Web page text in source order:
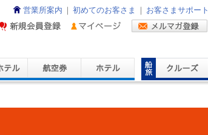
営業所案内 初めてのお客さま お客さまサポート